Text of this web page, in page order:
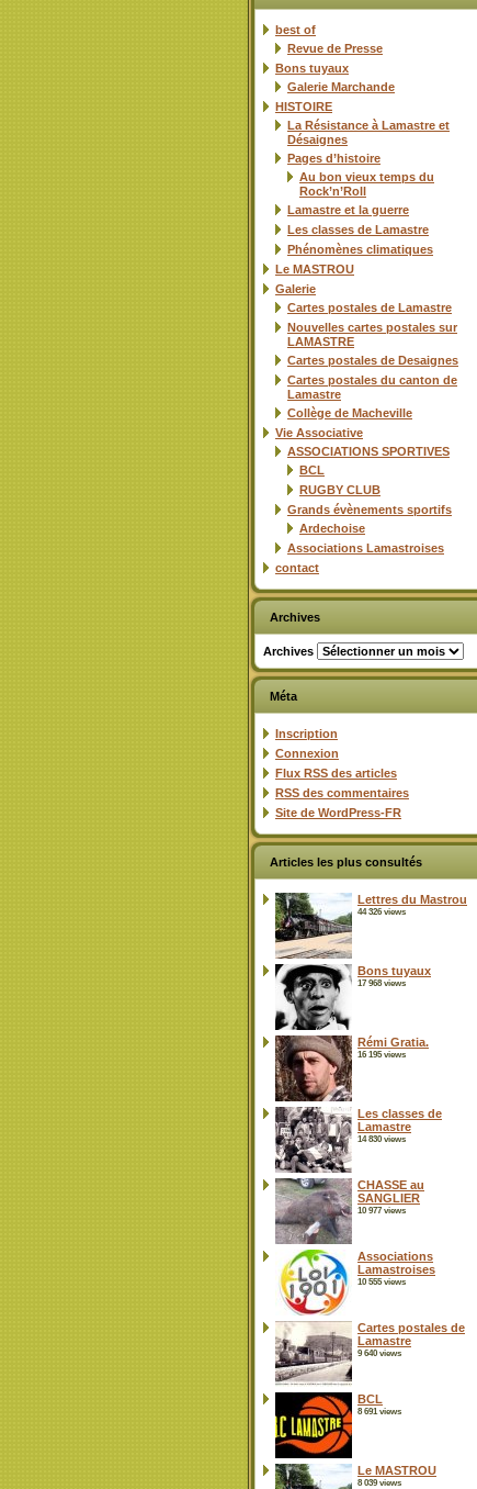
best of
Revue de Presse
Bons tuyaux
Galerie Marchande
HISTOIRE
La Résistance à Lamastre et
Désaignes
Pages d’histoire
Au bon vieux temps du
Rock’n’Roll
Lamastre et la guerre
Les classes de Lamastre
Phénomènes climatiques
Le MASTROU
Galerie
Cartes postales de Lamastre
Nouvelles cartes postales sur
LAMASTRE
Cartes postales de Desaignes
Cartes postales du canton de
Lamastre
Collège de Macheville
Vie Associative
ASSOCIATIONS SPORTIVES
BCL
RUGBY CLUB
Grands évènements sportifs
Ardechoise
Associations Lamastroises
contact
Archives
Archives
Méta
Inscription
Connexion
Flux RSS des articles
RSS des commentaires
Site de WordPress-FR
Articles les plus consultés
Lettres du Mastrou
44 326 views
Bons tuyaux
17 968 views
Rémi Gratia.
16 195 views
Les classes de
Lamastre
14 830 views
CHASSE au
SANGLIER
10 977 views
Associations
Lamastroises
10 555 views
Cartes postales de
Lamastre
9 640 views
BCL
8 691 views
Le MASTROU
8 039 views